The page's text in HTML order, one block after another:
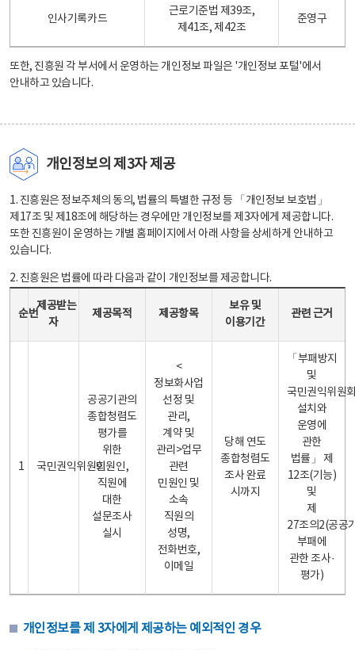
인사기록카드
근로기준법 제39조,
제41조, 제42조
준영구
또한, 진흥원 각 부서에서 운영하는 개인정보 파일은 '개인정보 포털'에서
안내하고 있습니다.
개인정보의 제3자 제공
1. 진흥원은 정보주체의 동의, 법률의 특별한 규정 등 「개인정보 보호법」
제17조 및 제18조에 해당하는 경우에만 개인정보를 제3자에게 제공합니다.
또한 진흥원이 운영하는 개별 홈페이지에서 아래 사항을 상세하게 안내하고
있습니다.
2. 진흥원은 법률에 따라 다음과 같이 개인정보를 제공합니다.
순번
제공받는
자
제공목적 제공항목
보유 및
이용기간
관련 근거
1 국민권익위원회
공공기관의
종합청렴도
평가를
위한
민원인,
직원에
대한
설문조사
실시
<
정보화사업
선정 및
관리,
계약 및
관리>업무
관련
민원인 및
소속
직원의
성명,
전화번호,
이메일
당해 연도
종합청렴도
조사 완료
시까지
「부패방지
및
국민권익위원
설치와
운영에
관한
법률」 제
12조(기능)
및
제
27조의2(공공
부패에
관한 조사·
평가)
개인정보를 제 3자에게 제공하는 예외적인 경우